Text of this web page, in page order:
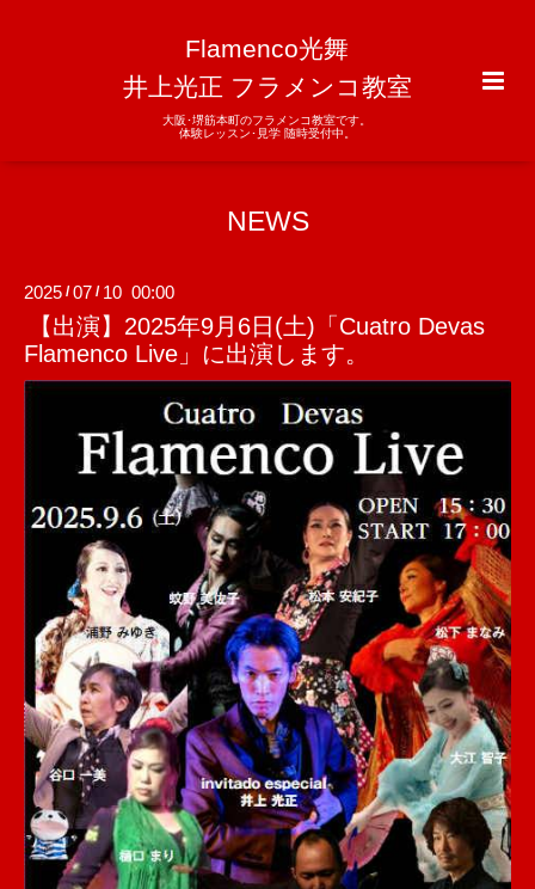
Flamenco光舞
井上光正 フラメンコ教室
大阪･堺筋本町のフラメンコ教室です。
体験レッスン･見学 随時受付中。
NEWS
2025 /07 / 10 00:00
【出演】2025年9月6日(土)「Cuatro Devas
Flamenco Live」に出演します。